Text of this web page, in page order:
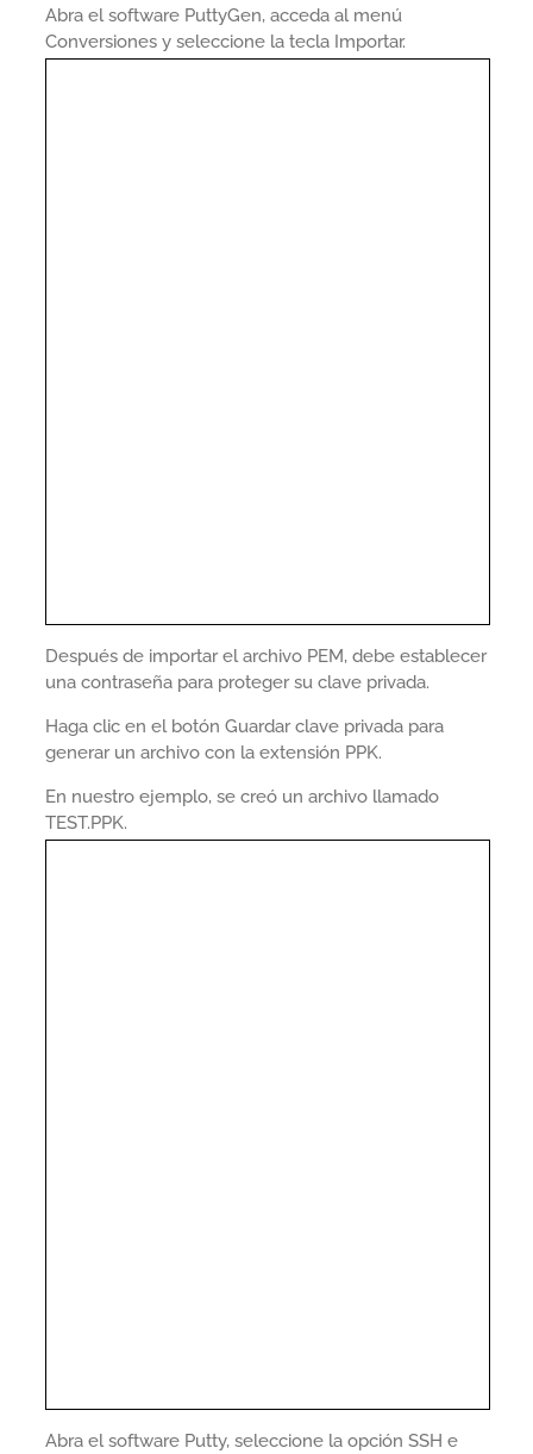
Abra el software PuttyGen, acceda al menú
Conversiones y seleccione la tecla Importar.
Después de importar el archivo PEM, debe establecer
una contraseña para proteger su clave privada.
Haga clic en el botón Guardar clave privada para
generar un archivo con la extensión PPK.
En nuestro ejemplo, se creó un archivo llamado
TEST.PPK.
Abra el software Putty, seleccione la opción SSH e